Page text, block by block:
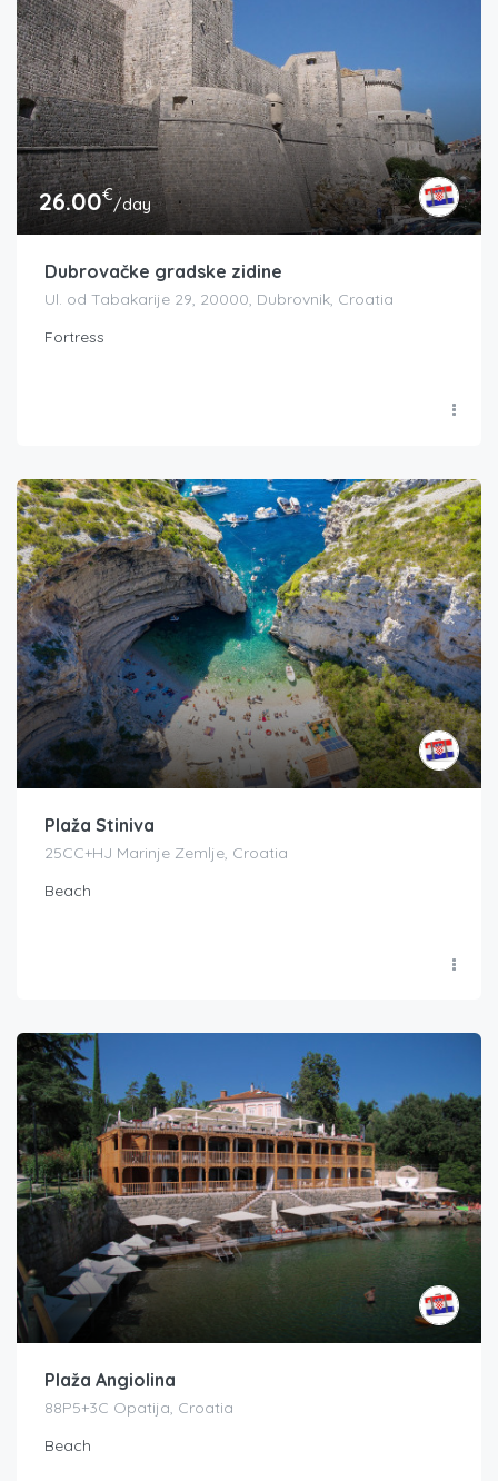
26.00€/day
Dubrovačke gradske zidine
Ul. od Tabakarije 29, 20000, Dubrovnik, Croatia
Fortress
Plaža Stiniva
25CC+HJ Marinje Zemlje, Croatia
Beach
Plaža Angiolina
88P5+3C Opatija, Croatia
Beach